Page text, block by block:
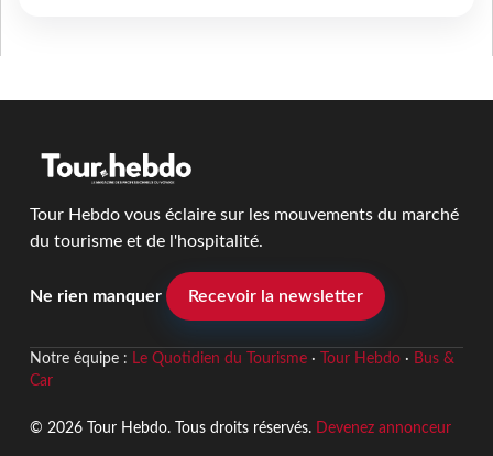
Tour Hebdo vous éclaire sur les mouvements du marché
du tourisme et de l'hospitalité.
Ne rien manquer Recevoir la newsletter
Notre équipe : Le Quotidien du Tourisme· Tour Hebdo· Bus &
Car
© 2026 Tour Hebdo. Tous droits réservés. Devenez annonceur